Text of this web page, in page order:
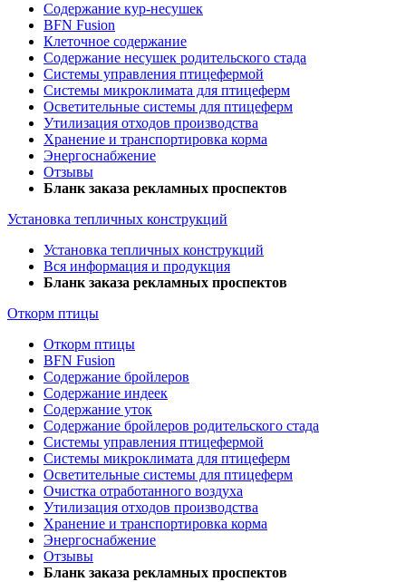
Содержание кур-несушек
BFN Fusion
Клеточное содержание
Содержание несушек родительского стада
Системы управления птицефермой
Системы микроклимата для птицеферм
Осветительные системы для птицеферм
Утилизация отходов производства
Хранение и транспортировка корма
Энергоснабжение
Отзывы
Бланк заказа рекламных проспектов
Установка тепличных конструкций
Установка тепличных конструкций
Вся информация и продукция
Бланк заказа рекламных проспектов
Откорм птицы
Откорм птицы
BFN Fusion
Содержание бройлеров
Содержание индеек
Содержание уток
Содержание бройлеров родительского стада
Системы управления птицефермой
Системы микроклимата для птицеферм
Осветительные системы для птицеферм
Очистка отработанного воздуха
Утилизация отходов производства
Хранение и транспортировка корма
Энергоснабжение
Отзывы
Бланк заказа рекламных проспектов